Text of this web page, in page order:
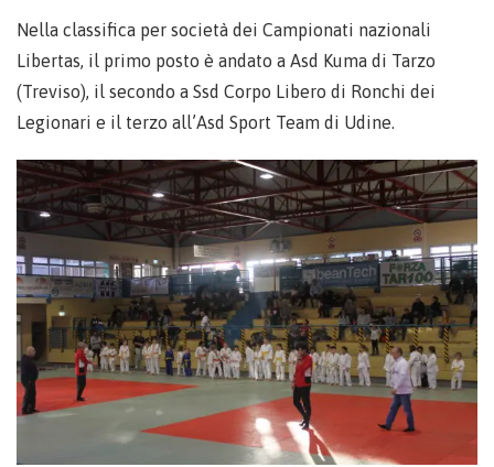
Nella classifica per società dei Campionati nazionali
Libertas, il primo posto è andato a Asd Kuma di Tarzo
(Treviso), il secondo a Ssd Corpo Libero di Ronchi dei
Legionari e il terzo all’Asd Sport Team di Udine.